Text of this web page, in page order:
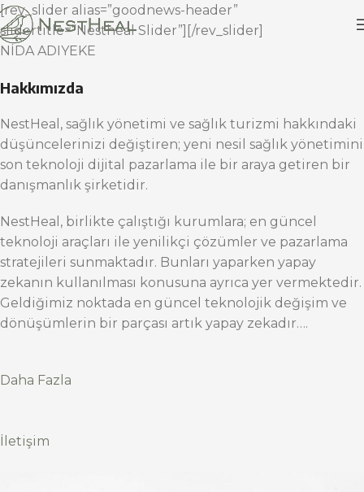
[rev_slider alias=”goodnews-header”
slidertitle=”Nestheal Slider”][/rev_slider]
NİDA ADIYEKE
Hakkımızda
NestHeal, sağlık yönetimi ve sağlık turizmi hakkındaki
düşüncelerinizi değiştiren; yeni nesil sağlık yönetimini
son teknoloji dijital pazarlama ile bir araya getiren bir
danışmanlık şirketidir.
NestHeal, birlikte çalıştığı kurumlara; en güncel
teknoloji araçları ile yenilikçi çözümler ve pazarlama
stratejileri sunmaktadır. Bunları yaparken yapay
zekanın kullanılması konusuna ayrıca yer vermektedir.
Geldiğimiz noktada en güncel teknolojik değişim ve
dönüşümlerin bir parçası artık yapay zekadır….
Daha Fazla
İletişim